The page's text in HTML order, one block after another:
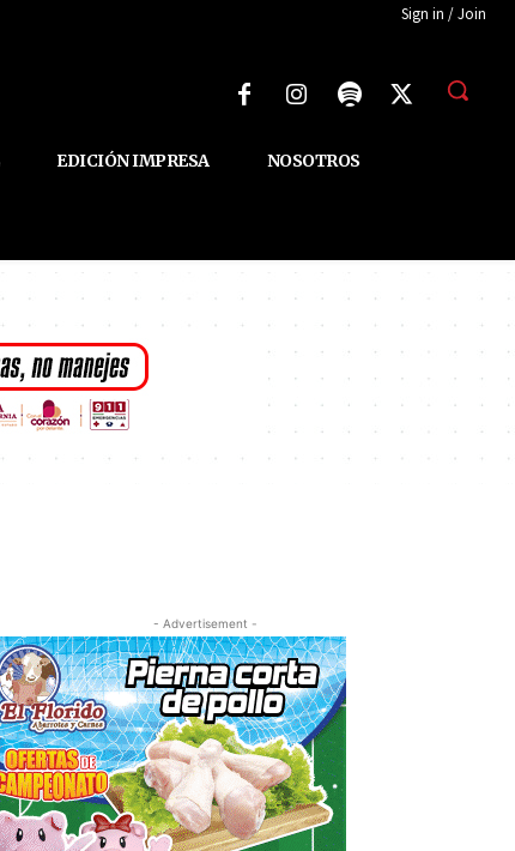
Sign in / Join
EDICIÓN IMPRESA NOSOTROS
- Advertisement -